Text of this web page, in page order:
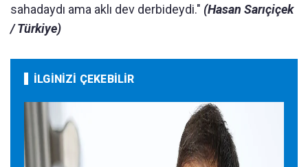
sahadaydı ama aklı dev derbideydi." (Hasan Sarıçiçek
/ Türkiye)
İLGİNİZİ ÇEKEBİLİR